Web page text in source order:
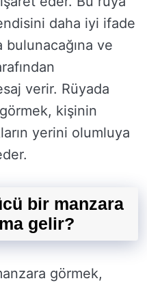
daha iyi ifade
ve
verir. Rüyada
kişinin
yerini olumluya
bir manzara
gelir?
görmek,